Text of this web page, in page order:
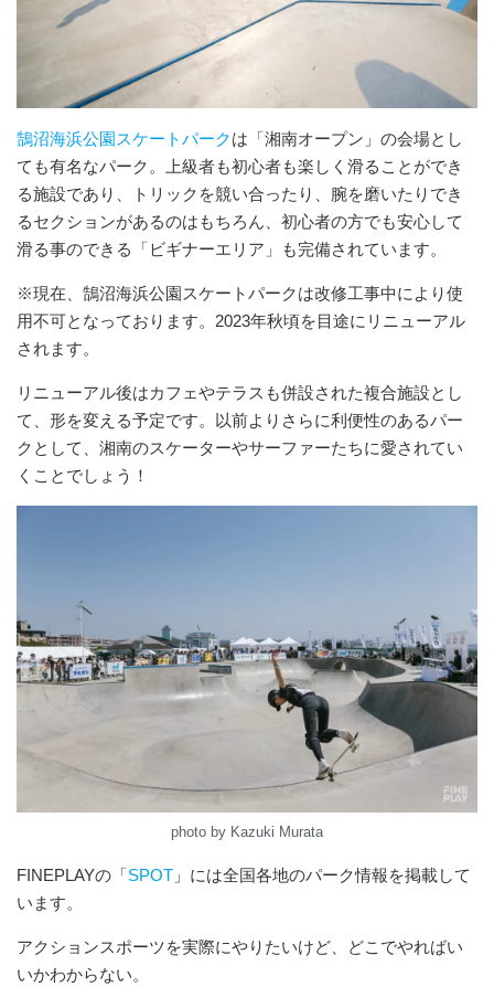
鵠沼海浜公園スケートパークは「湘南オープン」の会場とし
ても有名なパーク。上級者も初心者も楽しく滑ることができ
る施設であり、トリックを競い合ったり、腕を磨いたりでき
るセクションがあるのはもちろん、初心者の方でも安心して
滑る事のできる「ビギナーエリア」も完備されています。
※現在、鵠沼海浜公園スケートパークは改修工事中により使
用不可となっております。2023年秋頃を目途にリニューアル
されます。
リニューアル後はカフェやテラスも併設された複合施設とし
て、形を変える予定です。以前よりさらに利便性のあるパー
クとして、湘南のスケーターやサーファーたちに愛されてい
くことでしょう！
photo by Kazuki Murata
FINEPLAYの「SPOT 」には全国各地のパーク情報を掲載して
います。
アクションスポーツを実際にやりたいけど、どこでやればい
いかわからない。